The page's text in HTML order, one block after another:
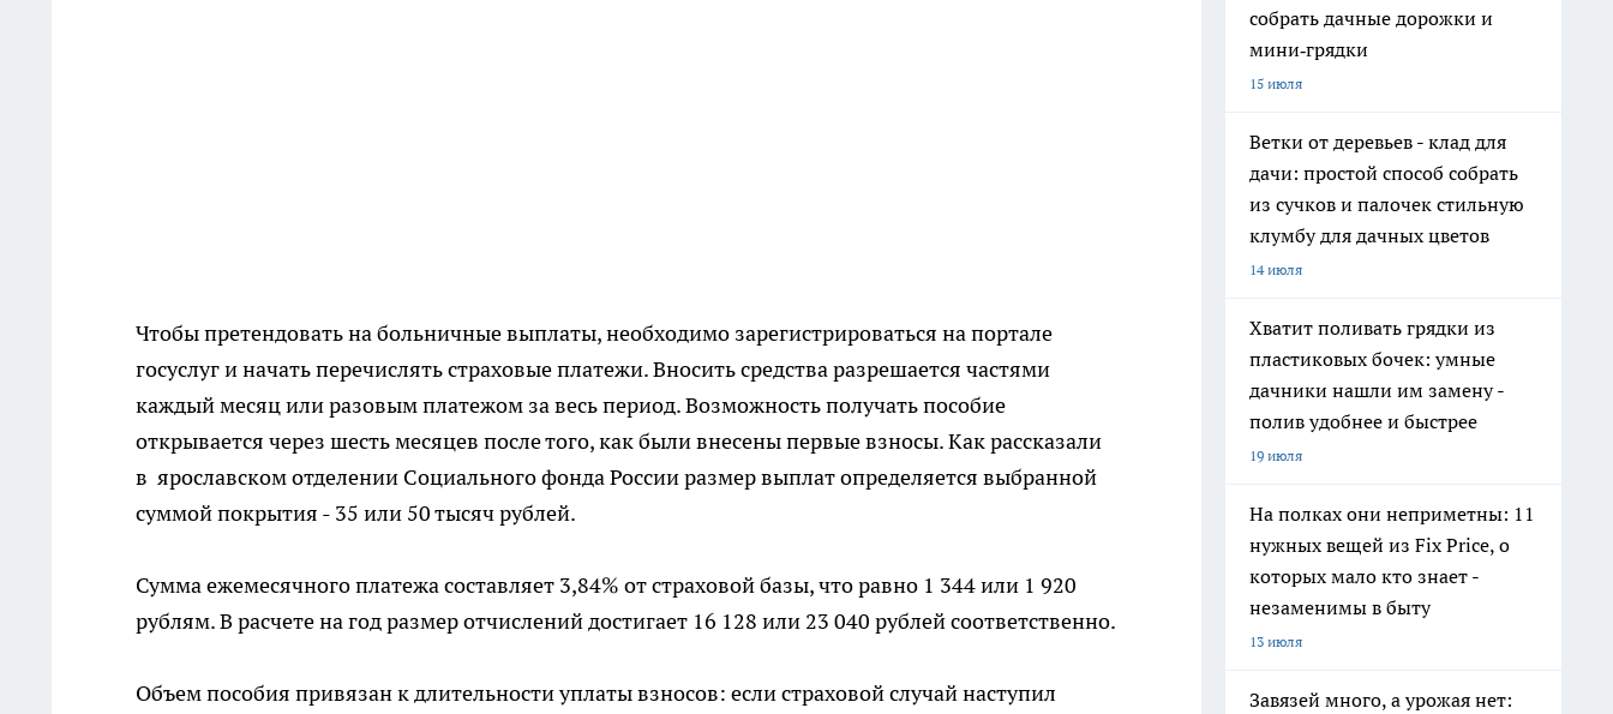
Чтобы претендовать на больничные выплаты, необходимо зарегистрироваться на портале
госуслуг и начать перечислять страховые платежи. Вносить средства разрешается частями
каждый месяц или разовым платежом за весь период. Возможность получать пособие
открывается через шесть месяцев после того, как были внесены первые взносы. Как рассказали
в ярославском отделении Социального фонда России размер выплат определяется выбранной
суммой покрытия - 35 или 50 тысяч рублей.
Сумма ежемесячного платежа составляет 3,84% от страховой базы, что равно 1 344 или 1 920
рублям. В расчете на год размер отчислений достигает 16 128 или 23 040 рублей соответственно.
Объем пособия привязан к длительности уплаты взносов: если страховой случай наступил
собрать дачные дорожки и
мини‑грядки
15 июля
Ветки от деревьев - клад для
дачи: простой способ собрать
из сучков и палочек стильную
клумбу для дачных цветов
14 июля
Хватит поливать грядки из
пластиковых бочек: умные
дачники нашли им замену -
полив удобнее и быстрее
19 июля
На полках они неприметны: 11
нужных вещей из Fix Price, о
которых мало кто знает -
незаменимы в быту
13 июля
Завязей много, а урожая нет: